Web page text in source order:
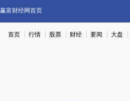
赢富财经网首页
首页 行情 股票 财经 要闻 大盘